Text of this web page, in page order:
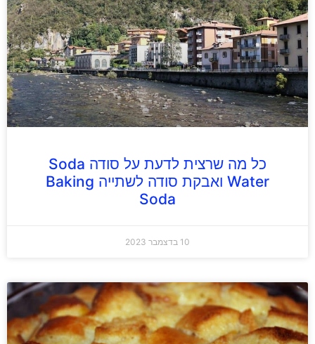
כל מה שרצית לדעת על סודה Soda
Water ואבקת סודה לשתייה Baking
Soda
10 בדצמבר 2023